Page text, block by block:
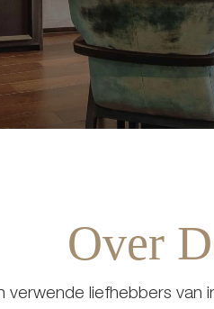
Over
verwende liefhebbers